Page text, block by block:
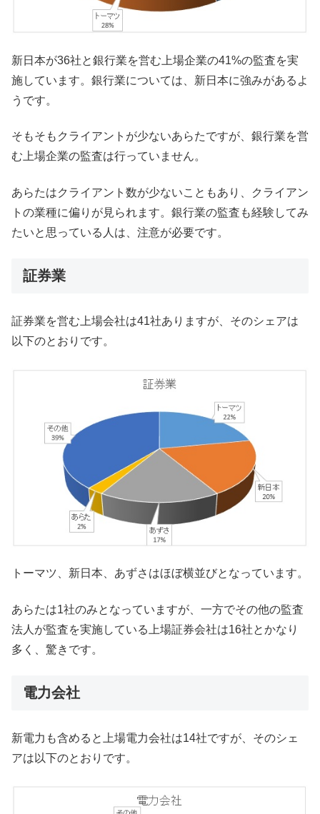
新日本が36社と銀行業を営む上場企業の41%の監査を実
施しています。銀行業については、新日本に強みがあるよ
うです。
そもそもクライアントが少ないあらたですが、銀行業を営
む上場企業の監査は行っていません。
あらたはクライアント数が少ないこともあり、クライアン
トの業種に偏りが見られます。銀行業の監査も経験してみ
たいと思っている人は、注意が必要です。
証券業
証券業を営む上場会社は41社ありますが、そのシェアは
以下のとおりです。
トーマツ、新日本、あずさはほぼ横並びとなっています。
あらたは1社のみとなっていますが、一方でその他の監査
法人が監査を実施している上場証券会社は16社とかなり
多く、驚きです。
電力会社
新電力も含めると上場電力会社は14社ですが、そのシェ
アは以下のとおりです。